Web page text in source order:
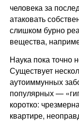
человека за
атаковать
слишком бурно
вещества,
Наука пока точно
Существует
аутоиммунных
популярных —
коротко:
квартире,